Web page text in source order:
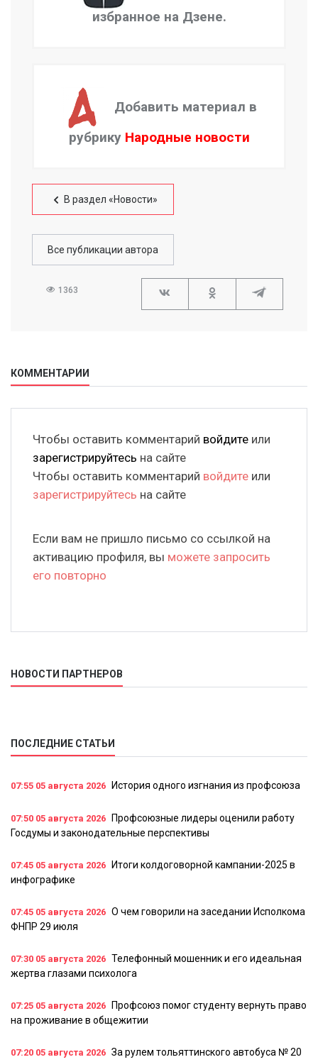
избранное на Дзене.
Добавить материал в
рубрику Народные новости
В раздел «Новости»
Все публикации автора
1363
КОММЕНТАРИИ
Чтобы оставить комментарий войдите или
зарегистрируйтесь на сайте
Чтобы оставить комментарий войдите или
зарегистрируйтесь на сайте
Если вам не пришло письмо со ссылкой на
активацию профиля, вы можете запросить
его повторно
НОВОСТИ ПАРТНЕРОВ
ПОСЛЕДНИЕ СТАТЬИ
07:55 05 августа 2026 История одного изгнания из профсоюза
07:50 05 августа 2026
Профсоюзные лидеры оценили работу
Госдумы и законодательные перспективы
07:45 05 августа 2026
Итоги колдоговорной кампании-2025 в
инфографике
07:45 05 августа 2026 О чем говорили на заседании Исполкома
ФНПР 29 июля
07:30 05 августа 2026 Телефонный мошенник и его идеальная
жертва глазами психолога
07:25 05 августа 2026
Профсоюз помог студенту вернуть право
на проживание в общежитии
07:20 05 августа 2026 За рулем тольяттинского автобуса № 20